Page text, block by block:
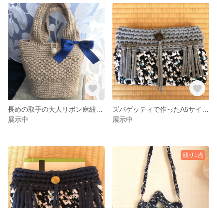
展示中
展示中
残り1点